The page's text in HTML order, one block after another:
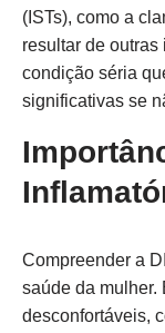
(ISTs), como a
resultar de outras
condição séria
significativas se
Compreender a
saúde da mulher.
desconfortáveis,